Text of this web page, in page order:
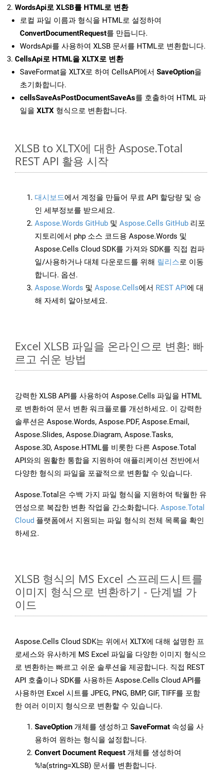
WordsApi로 XLSB를 HTML로 변환
로컬 파일 이름과 형식을 HTML로 설정하여
ConvertDocumentRequest를 만듭니다.
WordsApi를 사용하여 XLSB 문서를 HTML로 변환합니다.
CellsApi로 HTML을 XLTX로 변환
SaveFormat을 XLTX로 하여 CellsAPI에서 SaveOption을
초기화합니다.
cellsSaveAsPostDocumentSaveAs를 호출하여 HTML 파
일을 XLTX 형식으로 변환합니다.
XLSB to XLTX에 대한 Aspose.Total
REST API 활용 시작
대시보드에서 계정을 만들어 무료 API 할당량 및 승
인 세부정보를 받으세요.
Aspose.Words GitHub 및 Aspose.Cells GitHub 리포
지토리에서 php 소스 코드용 Aspose.Words 및
Aspose.Cells Cloud SDK를 가져와 SDK를 직접 컴파
일/사용하거나 대체 다운로드를 위해 릴리스로 이동
합니다. 옵션.
Aspose.Words 및 Aspose.Cells에서 REST API에 대
해 자세히 알아보세요.
Excel XLSB 파일을 온라인으로 변환: 빠
르고 쉬운 방법
강력한 XLSB API를 사용하여 Aspose.Cells 파일을 HTML
로 변환하여 문서 변환 워크플로를 개선하세요. 이 강력한
솔루션은 Aspose.Words, Aspose.PDF, Aspose.Email,
Aspose.Slides, Aspose.Diagram, Aspose.Tasks,
Aspose.3D, Aspose.HTML를 비롯한 다른 Aspose.Total
API와의 원활한 통합을 지원하여 애플리케이션 전반에서
다양한 형식의 파일을 포괄적으로 변환할 수 있습니다.
Aspose.Total은 수백 가지 파일 형식을 지원하여 탁월한 유
연성으로 복잡한 변환 작업을 간소화합니다. Aspose.Total
Cloud 플랫폼에서 지원되는 파일 형식의 전체 목록을 확인
하세요.
XLSB 형식의 MS Excel 스프레드시트를
이미지 형식으로 변환하기 - 단계별 가
이드
Aspose.Cells Cloud SDK는 위에서 XLTX에 대해 설명한 프
로세스와 유사하게 MS Excel 파일을 다양한 이미지 형식으
로 변환하는 빠르고 쉬운 솔루션을 제공합니다. 직접 REST
API 호출이나 SDK를 사용하든 Aspose.Cells Cloud API를
사용하면 Excel 시트를 JPEG, PNG, BMP, GIF, TIFF를 포함
한 여러 이미지 형식으로 변환할 수 있습니다.
SaveOption 개체를 생성하고 SaveFormat 속성을 사
용하여 원하는 형식을 설정합니다.
Convert Document Request 개체를 생성하여
%!a(string=XLSB) 문서를 변환합니다.